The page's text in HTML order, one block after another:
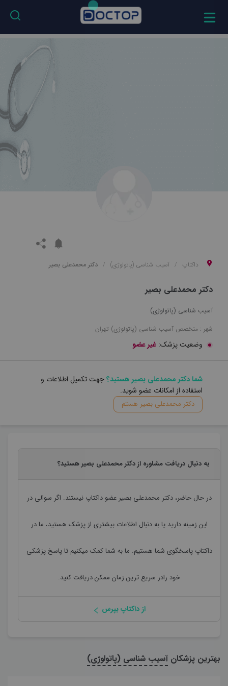
داکتاپ آسیب شناسی (پاتولوژی) دکتر محمدعلی بصیر
دکتر محمدعلی بصیر
آسیب شناسی (پاتولوژی)
شهر : متخصص آسیب شناسی (پاتولوژی) تهران
وضعیت پزشک: غیر عضو
شما دکتر محمدعلی بصیر هستید؟جهت تکمیل اطلاعات و
استفاده از امکانات عضو شوید.
دکتر محمدعلی بصیر هستم
به دنبال دریافت مشاوره از دکتر محمدعلی بصیر هستید؟
در حال حاضر،دکتر محمدعلی بصیرعضو داکتاپ نیستند. اگر سوالی در
این زمینه دارید یا به دنبال اطلاعات بیشتری از پزشک هستید، ما در
داکتاپ پاسخگوی شما هستیم. ما به شما کمک میکنیم تا پاسخ پزشکی
خود رادر سریع ترین زمان ممکن دریافت کنید.
از داکتاپ بپرس
بهترین پزشکان آسیب شناسی (پاتولوژی)